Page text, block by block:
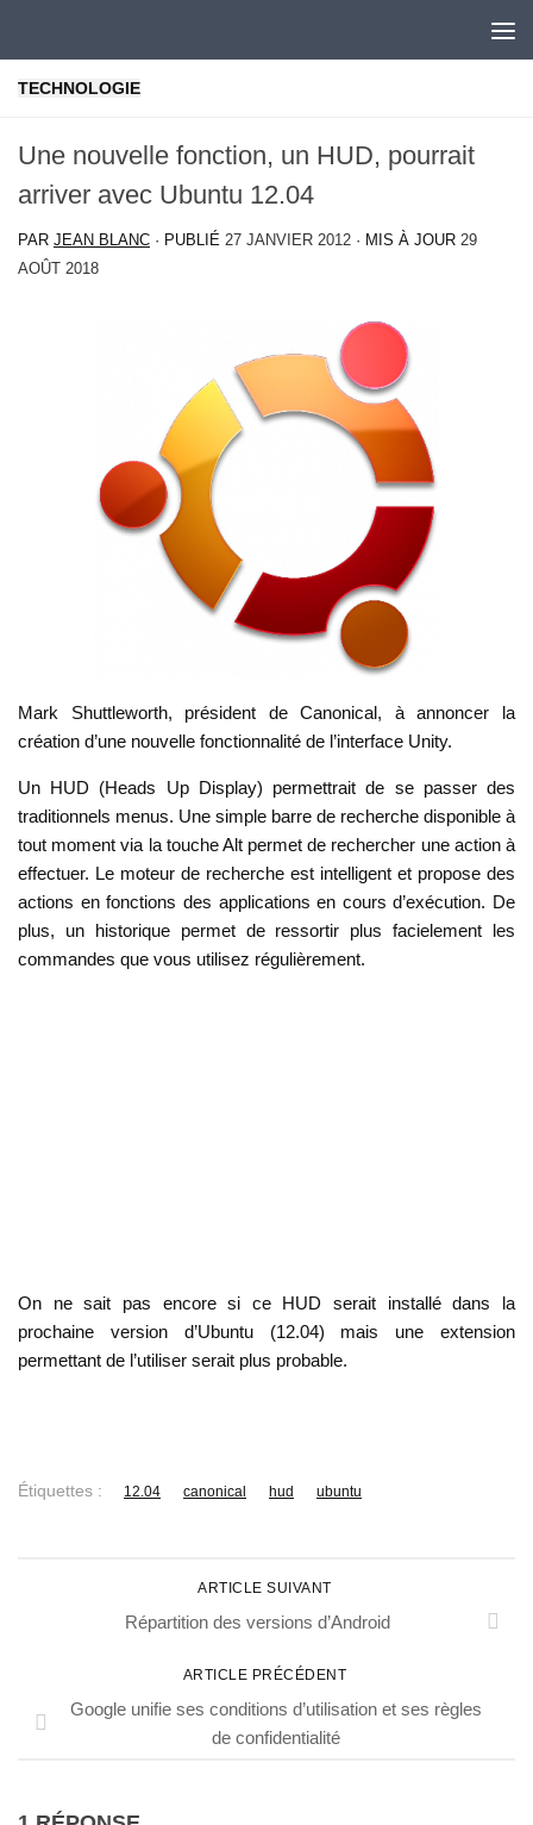
TECHNOLOGIE
Une nouvelle fonction, un HUD, pourrait
arriver avec Ubuntu 12.04
PAR JEAN BLANC · PUBLIÉ 27 JANVIER 2012 · MIS À JOUR 29
AOÛT 2018
Mark Shuttleworth, président de Canonical, à annoncer la
création d’une nouvelle fonctionnalité de l’interface Unity.
Un HUD (Heads Up Display) permettrait de se passer des
traditionnels menus. Une simple barre de recherche disponible à
tout moment via la touche Alt permet de rechercher une action à
effectuer. Le moteur de recherche est intelligent et propose des
actions en fonctions des applications en cours d’exécution. De
plus, un historique permet de ressortir plus facielement les
commandes que vous utilisez régulièrement.
On ne sait pas encore si ce HUD serait installé dans la
prochaine version d’Ubuntu (12.04) mais une extension
permettant de l’utiliser serait plus probable.
Étiquettes : 12.04 canonical hud ubuntu
ARTICLE SUIVANT
Répartition des versions d’Android
ARTICLE PRÉCÉDENT
Google unifie ses conditions d’utilisation et ses règles
de confidentialité